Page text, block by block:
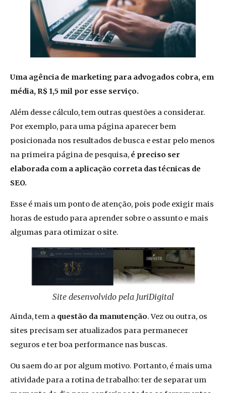
Uma agência de marketing para advogados cobra, em
média, R$ 1,5 mil por esse serviço.
Além desse cálculo, tem outras questões a considerar.
Por exemplo, para uma página aparecer bem
posicionada nos resultados de busca e estar pelo menos
na primeira página de pesquisa, é preciso ser
elaborada com a aplicação correta das técnicas de
SEO.
Esse é mais um ponto de atenção, pois pode exigir mais
horas de estudo para aprender sobre o assunto e mais
algumas para otimizar o site.
Site desenvolvido pela JuriDigital
Ainda, tem a questão da manutenção. Vez ou outra, os
sites precisam ser atualizados para permanecer
seguros e ter boa performance nas buscas.
Ou saem do ar por algum motivo. Portanto, é mais uma
atividade para a rotina de trabalho: ter de separar um